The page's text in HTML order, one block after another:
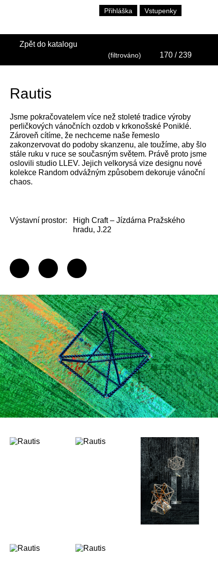
Přihláška Vstupenky
Zpět do katalogu
(filtrováno) 170 / 239
Rautis
Jsme pokračovatelem více než stoleté tradice výroby
perličkových vánočních ozdob v krkonošské Poniklé.
Zároveň cítíme, že nechceme naše řemeslo
zakonzervovat do podoby skanzenu, ale toužíme, aby šlo
stále ruku v ruce se současným světem. Právě proto jsme
oslovili studio LLEV. Jejich velkorysá vize designu nové
kolekce Random odvážným způsobem dekoruje vánoční
chaos.
Výstavní prostor:
High Craft – Jízdárna Pražského
hradu, J.22